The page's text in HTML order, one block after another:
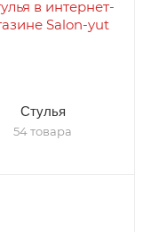
Стулья
54 товара